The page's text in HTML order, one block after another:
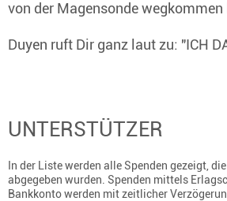
von der Magensonde wegkommen
Duyen ruft Dir ganz laut zu: "ICH
UNTERSTÜTZER
In der Liste werden alle Spenden gezeigt,
abgegeben wurden. Spenden mittels
Bankkonto werden mit zeitlicher